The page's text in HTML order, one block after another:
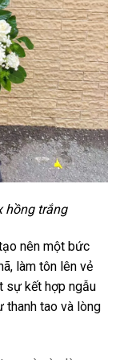
hồng trắng
nên một bức
làm tôn lên vẻ
sự kết hợp ngẫu
thanh tao và lòng